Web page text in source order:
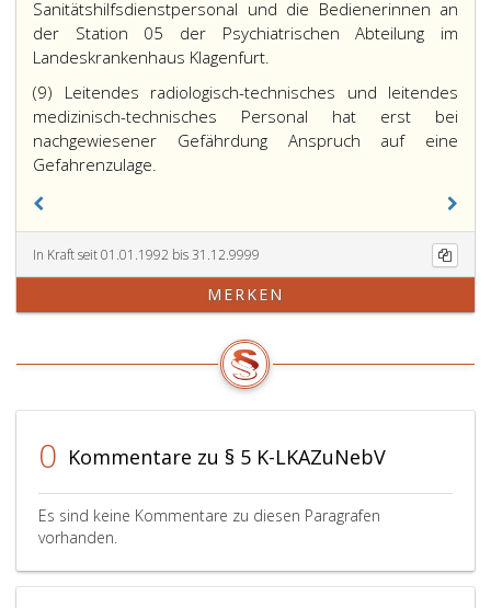
Sanitätshilfsdienstpersonal und die Bedienerinnen an
der Station 05 der Psychiatrischen Abteilung im
Landeskrankenhaus Klagenfurt.
(9) Leitendes radiologisch-technisches und leitendes
medizinisch-technisches Personal hat erst bei
nachgewiesener Gefährdung Anspruch auf eine
Gefahrenzulage.
In Kraft seit 01.01.1992 bis 31.12.9999
MERKEN
0 Kommentare zu § 5 K-LKAZuNebV
Es sind keine Kommentare zu diesen Paragrafen
vorhanden.